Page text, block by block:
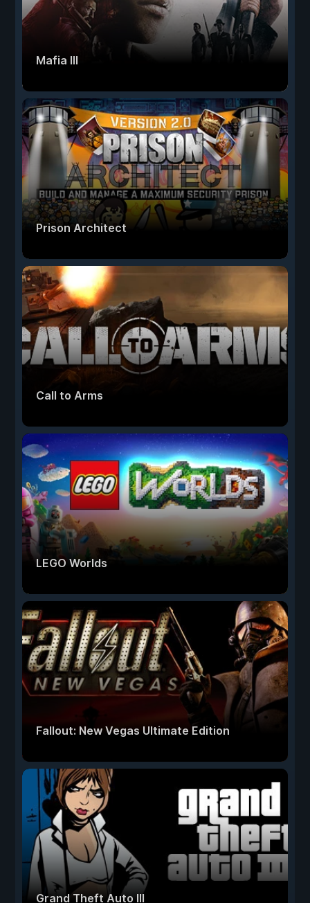
Mafia III
Prison Architect
Call to Arms
LEGO Worlds
Fallout: New Vegas Ultimate Edition
Grand Theft Auto III